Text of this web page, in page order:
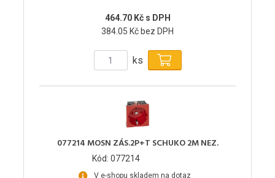
464.70 Kč s DPH
384.05 Kč bez DPH
ks
077214 MOSN ZÁS.2P+T SCHUKO 2M NEZ.
Kód: 077214
V e-shopu skladem na dotaz